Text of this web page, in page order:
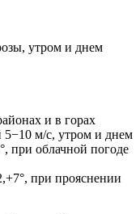
утром и днем
и в горах
5−10 м/с, утром и днем
при облачной погоде
при прояснении